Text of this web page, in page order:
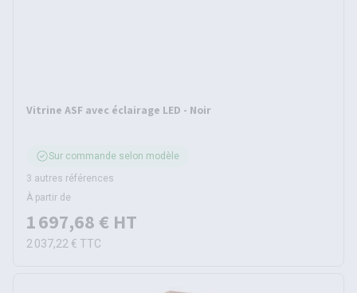
Vitrine ASF avec éclairage LED - Noir
Sur commande selon modèle
3 autres références
À partir de
1 697,68 € HT
2 037,22 € TTC